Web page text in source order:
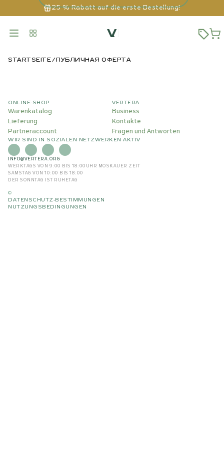
25 % Rabatt auf die erste Bestellung!
STARTSEITE ПУБЛИЧНАЯ ОФЕРТА
ONLINE-SHOP
Warenkatalog
Lieferung
Partneraccount
VERTERA
Business
Kontakte
Fragen und Antworten
WIR SIND IN SOZIALEN NETZWERKEN AKTIV
INFO@VERTERA.ORG
WERKTAGS VON 9:00 BIS 18:00 UHR MOSKAUER ZEIT
SAMSTAG VON 10:00 BIS 18:00
DER SONNTAG IST RUHETAG
©
DATENSCHUTZ-BESTIMMUNGEN
NUTZUNGSBEDINGUNGEN